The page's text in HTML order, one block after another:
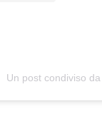
Un post condiviso